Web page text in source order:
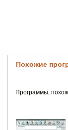
Похожие
Программы,